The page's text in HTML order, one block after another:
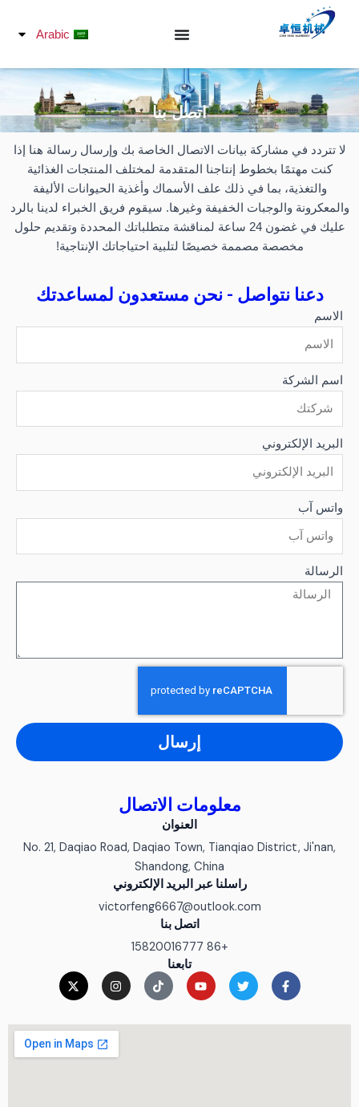
تخطي
Arabic
اتصل بنا
لا تتردد في مشاركة بيانات الاتصال الخاصة بك وإرسال رسالة هنا إذا
كنت مهتمًا بخطوط إنتاجنا المتقدمة لمختلف المنتجات الغذائية
والتغذية، بما في ذلك علف الأسماك وأغذية الحيوانات الأليفة
والمعكرونة والوجبات الخفيفة وغيرها. سيقوم فريق الخبراء لدينا بالرد
عليك في غضون 24 ساعة لمناقشة متطلباتك المحددة وتقديم حلول
مخصصة مصممة خصيصًا لتلبية احتياجاتك الإنتاجية!
دعنا نتواصل - نحن مستعدون لمساعدتك
الاسم
اسم الشركة
البريد الإلكتروني
واتس آب
الرسالة
إرسال
معلومات الاتصال
العنوان
No. 21, Daqiao Road, Daqiao Town, Tianqiao District, Ji'nan,
Shandong, China
راسلنا عبر البريد الإلكتروني
victorfeng6667@outlook.com
اتصل بنا
+86 15820016777
تابعنا
ف
ي
س
و
ت
و
ي
ر
ي
و
ت
و
ت
ي
ك
و
ا
ن
س
ق
م
إ
ك
س
ت
و
ي
ت